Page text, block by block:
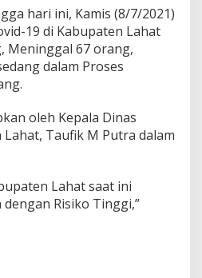
l
a
2
1
1
O
r
n
g
r
p
a
hari ini, Kamis (8/7/2021)
19 di Kabupaten Lahat
Meninggal 67 orang,
dalam Proses
oleh Kepala Dinas
Taufik M Putra dalam
Lahat saat ini
Risiko Tinggi,”